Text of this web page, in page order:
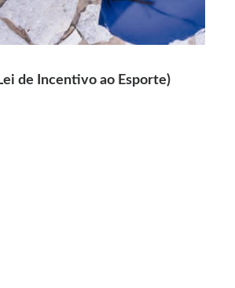
de Incentivo ao Esporte)